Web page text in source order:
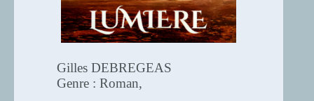
Gilles DEBREGEAS
Genre : Roman,